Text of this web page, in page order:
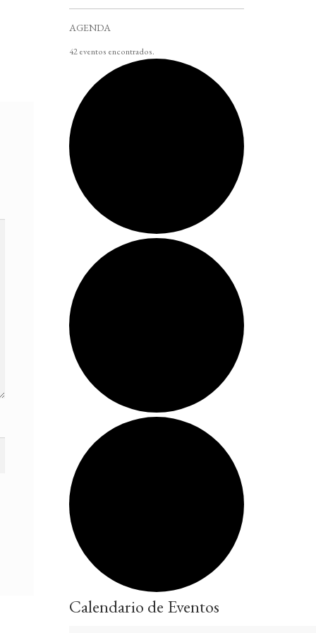
AGENDA
42 eventos encontrados.
Calendario de Eventos